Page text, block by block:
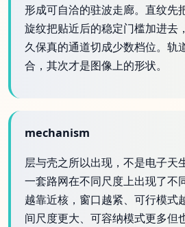
形成可自洽的驻波走廊。直纹先
旋纹把贴近后的稳定门槛加进去
久保真的通道切成少数档位。轨
合，其次才是图像上的形状。
mechanism
层与壳之所以出现，不是电子天
一套路网在不同尺度上出现了不
越靠近核，窗口越紧、可行模式
间尺度更大、可容纳模式更多但